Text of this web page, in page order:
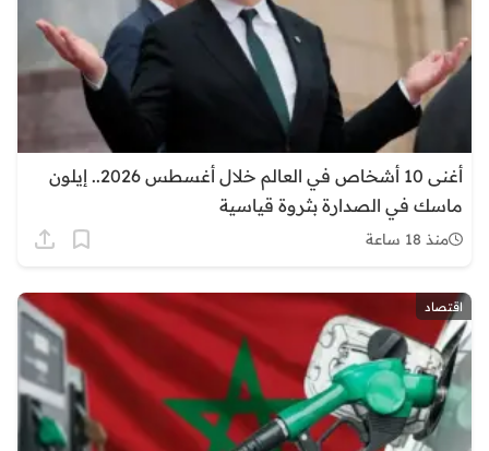
أغنى 10 أشخاص في العالم خلال أغسطس 2026.. إيلون
ماسك في الصدارة بثروة قياسية
منذ 18 ساعة
اقتصاد